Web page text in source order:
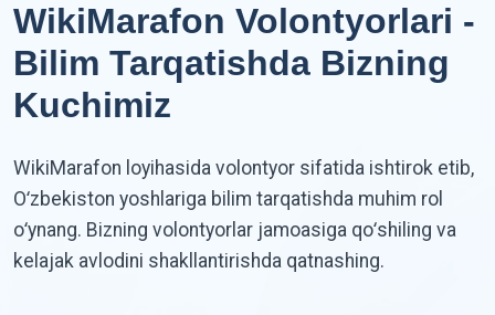
WikiMarafon Volontyorlari -
Bilim Tarqatishda Bizning
Kuchimiz
WikiMarafon loyihasida volontyor sifatida ishtirok etib,
Oʻzbekiston yoshlariga bilim tarqatishda muhim rol
oʻynang. Bizning volontyorlar jamoasiga qoʻshiling va
kelajak avlodini shakllantirishda qatnashing.